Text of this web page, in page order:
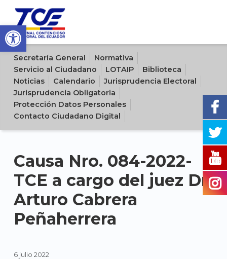
Open toolbar
Sitio oficial del Tribunal Contencioso Electoral del Ecuador
Secretaría General
Normativa
Servicio al Ciudadano
LOTAIP
Biblioteca
Noticias
Calendario
Jurisprudencia Electoral
Jurisprudencia Obligatoria
Protección Datos Personales
Contacto Ciudadano Digital
Causa Nro. 084-2022-
TCE a cargo del juez Dr.
Arturo Cabrera
Peñaherrera
6 julio 2022